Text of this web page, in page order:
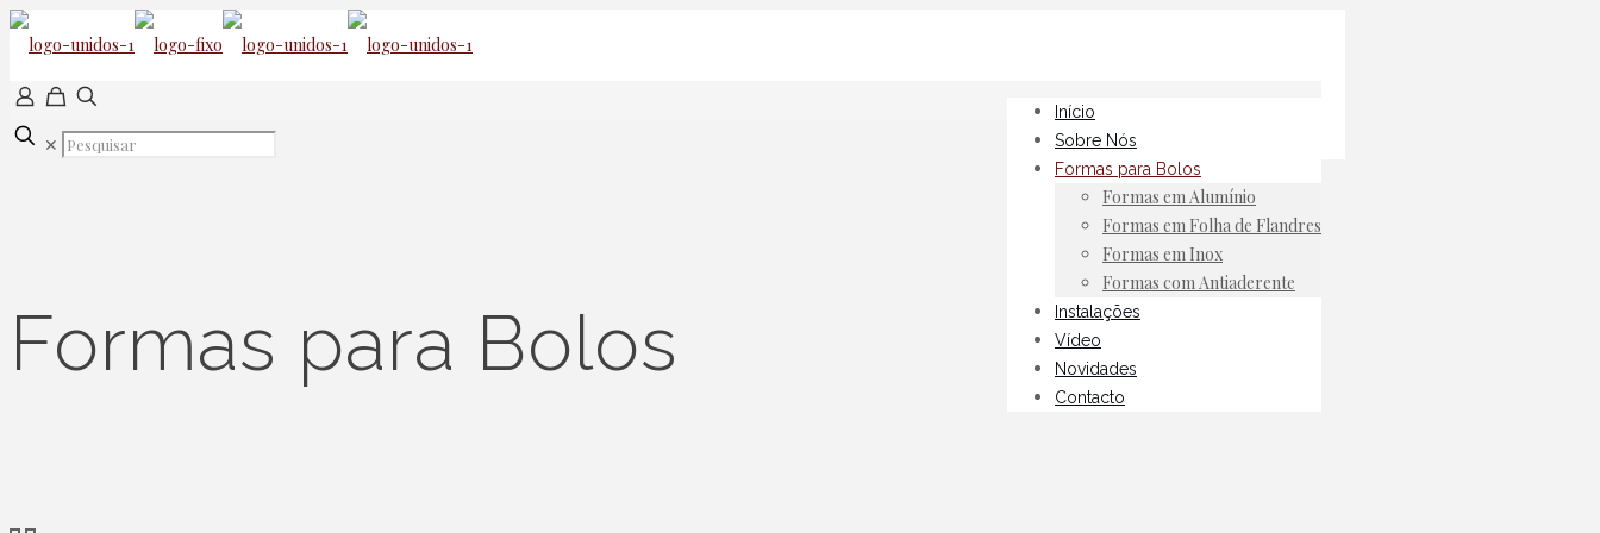
Início
Sobre Nós
Formas para Bolos
Formas em Alumínio
Formas em Folha de Flandres
Formas em Inox
Formas com Antiaderente
Instalações
Vídeo
Novidades
Contacto
✕
Formas para Bolos